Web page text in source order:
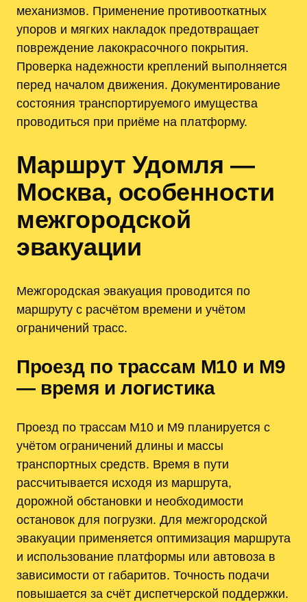
механизмов. Применение противооткатных
упоров и мягких накладок предотвращает
повреждение лакокрасочного покрытия.
Проверка надежности креплений выполняется
перед началом движения. Документирование
состояния транспортируемого имущества
проводиться при приёме на платформу.
Маршрут Удомля —
Москва, особенности
межгородской
эвакуации
Межгородская эвакуация проводится по
маршруту с расчётом времени и учётом
ограничений трасс.
Проезд по трассам М10 и М9
— время и логистика
Проезд по трассам М10 и М9 планируется с
учётом ограничений длины и массы
транспортных средств. Время в пути
рассчитывается исходя из маршрута,
дорожной обстановки и необходимости
остановок для погрузки. Для межгородской
эвакуации применяется оптимизация маршрута
и использование платформы или автовоза в
зависимости от габаритов. Точность подачи
повышается за счёт диспетчерской поддержки.